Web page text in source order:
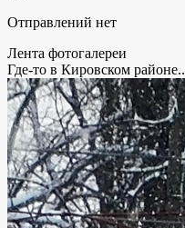
Отправлений нет
Лента фотогалереи
Где-то в Кировском районе..